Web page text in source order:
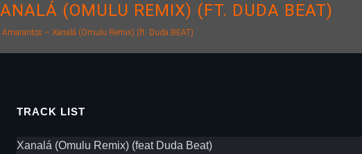
(OMULU REMIX) (FT. DUDA BEAT)
Amarantos – Xanalá (Omulu Remix) (ft. Duda BEAT)
TRACK LIST
Xanalá (Omulu Remix) (feat Duda Beat)